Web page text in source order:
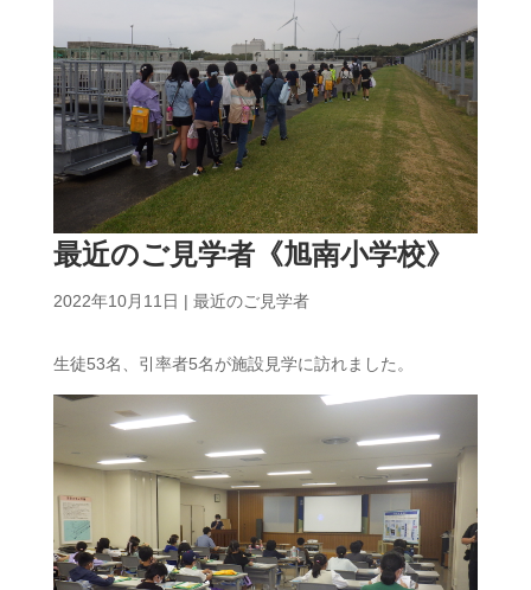
最近のご見学者《旭南小学校》
2022年10月11日 | 最近のご見学者
生徒53名、引率者5名が施設見学に訪れました。